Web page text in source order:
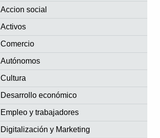
Accion social
Activos
Comercio
Autónomos
Cultura
Desarrollo económico
Empleo y trabajadores
Digitalización y Marketing